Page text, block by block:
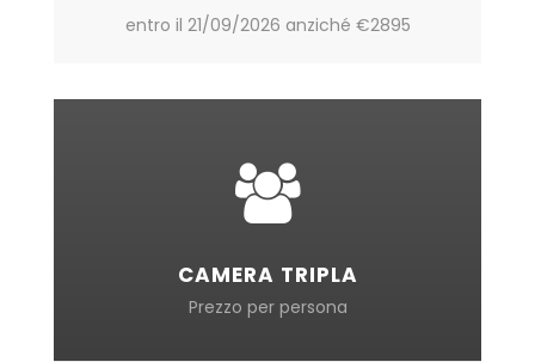
entro il 21/09/2026 anziché €2895
CAMERA TRIPLA
Prezzo per persona